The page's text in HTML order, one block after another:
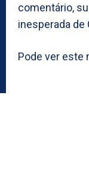
comentário,
inesperada de
Pode ver este